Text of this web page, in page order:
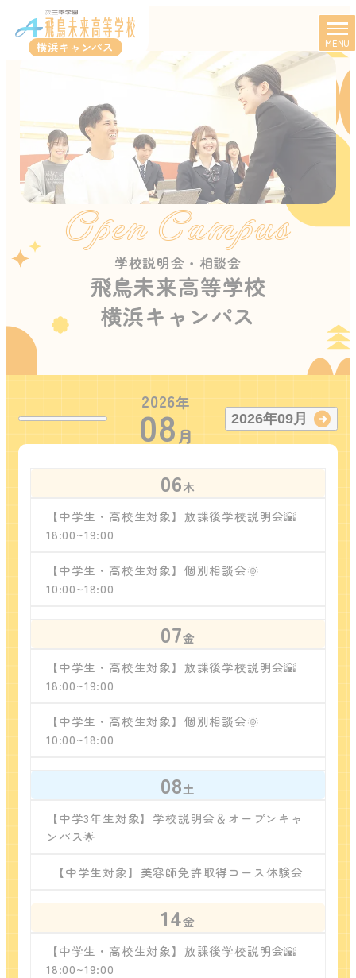
横浜キャンパス MENU
Open Campus
学校説明会・相談会
飛鳥未来高等学校
横浜キャンパス
2026年
08月
2026年09月
06木
【中学生・高校生対象】放課後学校説明会🌇
18:00~19:00
【中学生・高校生対象】個別相談会🌞
10:00~18:00
07金
【中学生・高校生対象】放課後学校説明会🌇
18:00~19:00
【中学生・高校生対象】個別相談会🌞
10:00~18:00
08土
【中学3年生対象】学校説明会＆オープンキャ
ンパス🌟
【中学生対象】美容師免許取得コース体験会
14金
【中学生・高校生対象】放課後学校説明会🌇
18:00~19:00